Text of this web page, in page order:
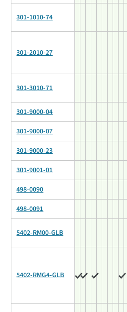
301-1010-74
301-2010-27
301-3010-71
301-9000-04
301-9000-07
301-9000-23
301-9001-01
498-0090
498-0091
5402-RM00-GLB
5402-RMG4-GLB